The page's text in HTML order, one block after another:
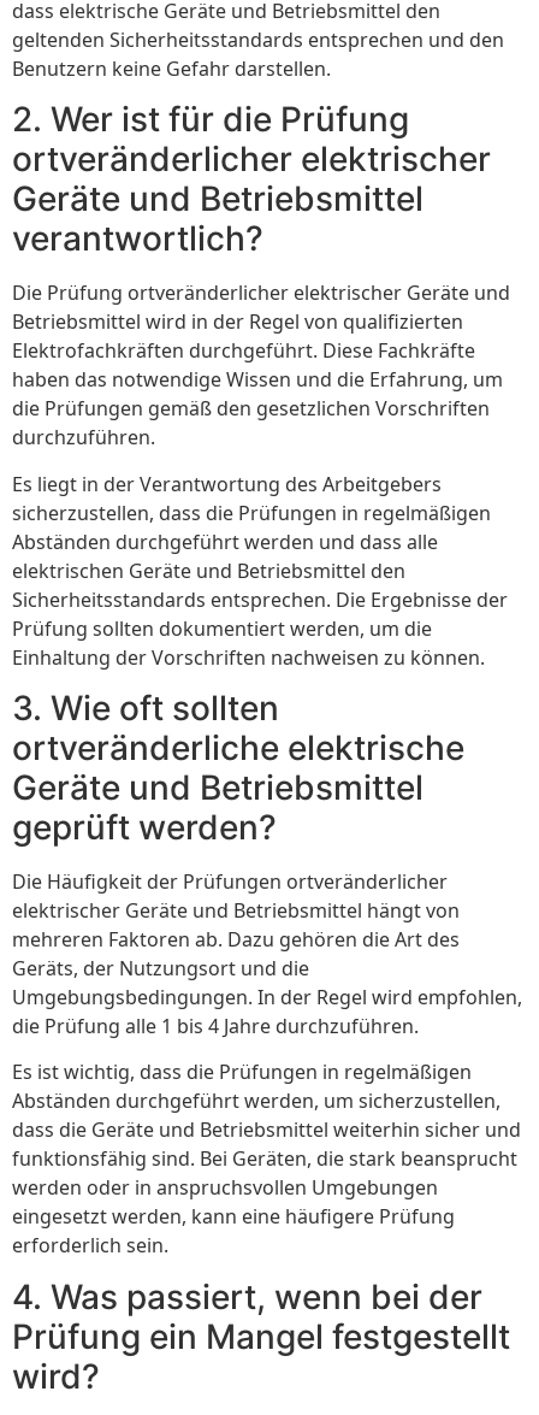
dass elektrische Geräte und Betriebsmittel den
geltenden Sicherheitsstandards entsprechen und den
Benutzern keine Gefahr darstellen.
2. Wer ist für die Prüfung
ortveränderlicher elektrischer
Geräte und Betriebsmittel
verantwortlich?
Die Prüfung ortveränderlicher elektrischer Geräte und
Betriebsmittel wird in der Regel von qualifizierten
Elektrofachkräften durchgeführt. Diese Fachkräfte
haben das notwendige Wissen und die Erfahrung, um
die Prüfungen gemäß den gesetzlichen Vorschriften
durchzuführen.
Es liegt in der Verantwortung des Arbeitgebers
sicherzustellen, dass die Prüfungen in regelmäßigen
Abständen durchgeführt werden und dass alle
elektrischen Geräte und Betriebsmittel den
Sicherheitsstandards entsprechen. Die Ergebnisse der
Prüfung sollten dokumentiert werden, um die
Einhaltung der Vorschriften nachweisen zu können.
3. Wie oft sollten
ortveränderliche elektrische
Geräte und Betriebsmittel
geprüft werden?
Die Häufigkeit der Prüfungen ortveränderlicher
elektrischer Geräte und Betriebsmittel hängt von
mehreren Faktoren ab. Dazu gehören die Art des
Geräts, der Nutzungsort und die
Umgebungsbedingungen. In der Regel wird empfohlen,
die Prüfung alle 1 bis 4 Jahre durchzuführen.
Es ist wichtig, dass die Prüfungen in regelmäßigen
Abständen durchgeführt werden, um sicherzustellen,
dass die Geräte und Betriebsmittel weiterhin sicher und
funktionsfähig sind. Bei Geräten, die stark beansprucht
werden oder in anspruchsvollen Umgebungen
eingesetzt werden, kann eine häufigere Prüfung
erforderlich sein.
4. Was passiert, wenn bei der
Prüfung ein Mangel festgestellt
wird?